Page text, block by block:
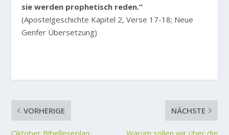
sie werden prophetisch reden.“
(Apostelgeschichte Kapitel 2, Verse 17-18; Neue
Genfer Übersetzung)
VORHERIGE NÄCHSTE